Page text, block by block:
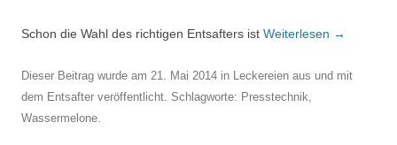
Schon die Wahl des richtigen Entsafters ist Weiterlesen →
Dieser Beitrag wurde am 21. Mai 2014 in Leckereien aus und mit
dem Entsafter veröffentlicht. Schlagworte: Presstechnik,
Wassermelone.